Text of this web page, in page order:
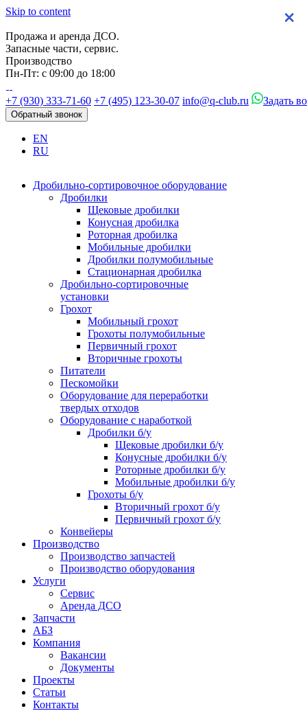
Skip to content
Продажа и аренда ДСО.
Запасные части, сервис.
Производство
Пн-Пт: с 09:00 до 18:00
+7 (930) 333-71-60 +7 (495) 123-30-07 info@q-club.ru Задать
Обратный звонок
EN
RU
Дробильно-сортировочное оборудование
Дробилки
Щековые дробилки
Конусная дробилка
Роторная дробилка
Мобильные дробилки
Дробилки полумобильные
Стационарная дробилка
Дробильно-сортировочные
установки
Грохот
Мобильный грохот
Грохоты полумобильные
Первичный грохот
Вторичные грохоты
Питатели
Пескомойки
Оборудование для переработки
твердых отходов
Оборудование с наработкой
Дробилки б/у
Щековые дробилки б/у
Конусные дробилки б/у
Роторные дробилки б/у
Мобильные дробилки б/у
Грохоты б/у
Вторичный грохот б/у
Первичный грохот б/у
Конвейеры
Производство
Производство запчастей
Производство оборудования
Услуги
Сервис
Аренда ДСО
Запчасти
АБЗ
Компания
Вакансии
Документы
Проекты
Статьи
Контакты
×
×
×
×